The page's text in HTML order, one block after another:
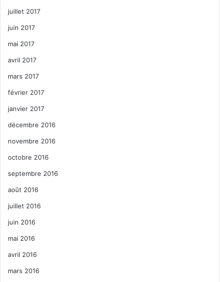
juillet 2017
juin 2017
mai 2017
avril 2017
mars 2017
février 2017
janvier 2017
décembre 2016
novembre 2016
octobre 2016
septembre 2016
août 2016
juillet 2016
juin 2016
mai 2016
avril 2016
mars 2016